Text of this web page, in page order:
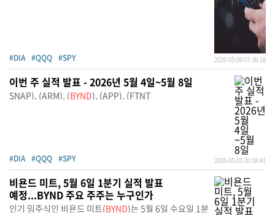
#DIA #QQQ #SPY 2026-05-06 07:36:18
이번 주 실적 발표 - 2026년 5월 4일~5월 8일
SNAP), (ARM), (BYND), (APP), (FTNT
#DIA #QQQ #SPY 2026-05-03 20:18:41
비욘드 미트, 5월 6일 1분기 실적 발표
예정...BYND 주요 주주는 누구인가
인기 밈주식인 비욘드 미트(BYND)는 5월 6일 수요일 1분